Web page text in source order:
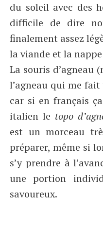
du soleil avec des
difficile de dire
finalement assez
la viande et la
La souris d’agneau
l’agneau qui me
car si en français
italien le topo
est un morceau
préparer, même si
s’y prendre à
une portion
savoureux.